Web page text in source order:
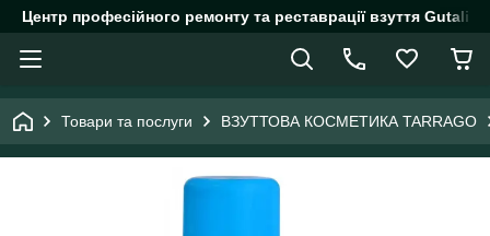
Центр професійного ремонту та реставрації взуття
Товари та послуги ВЗУТТОВА КОСМЕТИКА TARRAGO